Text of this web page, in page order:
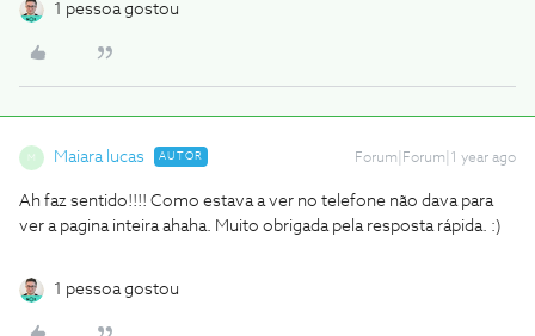
1 pessoa gostou
M Maiara lucas AUTOR Forum|Forum|1 year ago
Ah faz sentido!!!! Como estava a ver no telefone não dava para
ver a pagina inteira ahaha. Muito obrigada pela resposta rápida. :)
1 pessoa gostou